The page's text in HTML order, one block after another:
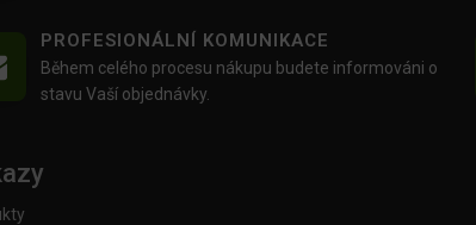
PROFESIONÁLNÍ KOMUNIKACE
Během celého procesu nákupu budete informováni o
stavu Vaší objednávky.